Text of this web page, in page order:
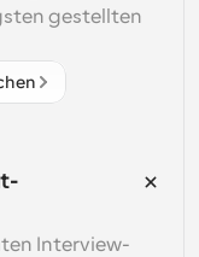
gestellten
Interview-